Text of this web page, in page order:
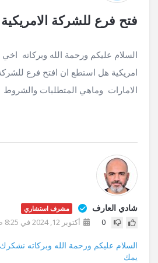
فتح فرع للشركة
السلام عليكم ورحمة الله وبركاته
امريكية هل استطع ان افتح فرع
الامارات وماهي المتطلبات
شادي العارف مشرف استشاري
0 أكتوبر 12, 2024 في 8:25 ص
السلام عليكم ورحمة الله وبركاته
يمك